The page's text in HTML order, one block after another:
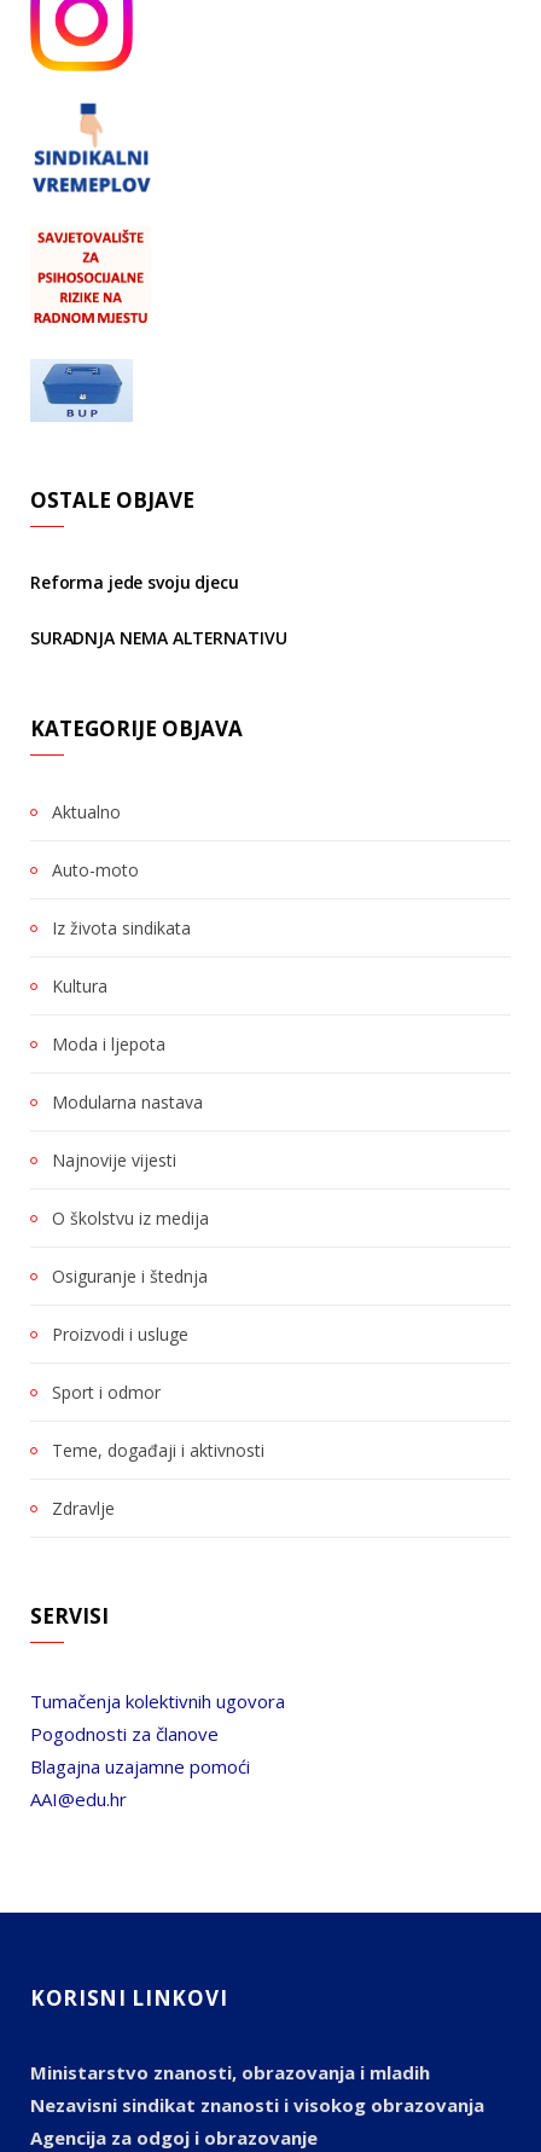
OSTALE OBJAVE
Reforma jede svoju djecu
SURADNJA NEMA ALTERNATIVU
KATEGORIJE OBJAVA
Aktualno
Auto-moto
Iz života sindikata
Kultura
Moda i ljepota
Modularna nastava
Najnovije vijesti
O školstvu iz medija
Osiguranje i štednja
Proizvodi i usluge
Sport i odmor
Teme, događaji i aktivnosti
Zdravlje
SERVISI
Tumačenja kolektivnih ugovora
Pogodnosti za članove
Blagajna uzajamne pomoći
AAI@edu.hr
KORISNI LINKOVI
Ministarstvo znanosti, obrazovanja i mladih
Nezavisni sindikat znanosti i visokog obrazovanja
Agencija za odgoj i obrazovanje